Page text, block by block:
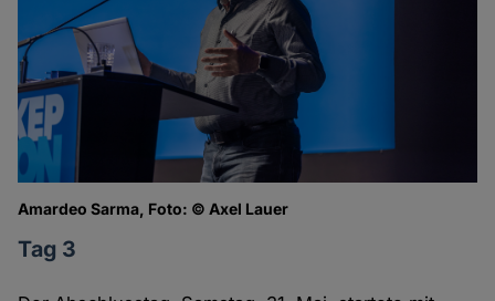
Amardeo Sarma, Foto: © Axel Lauer
Tag 3